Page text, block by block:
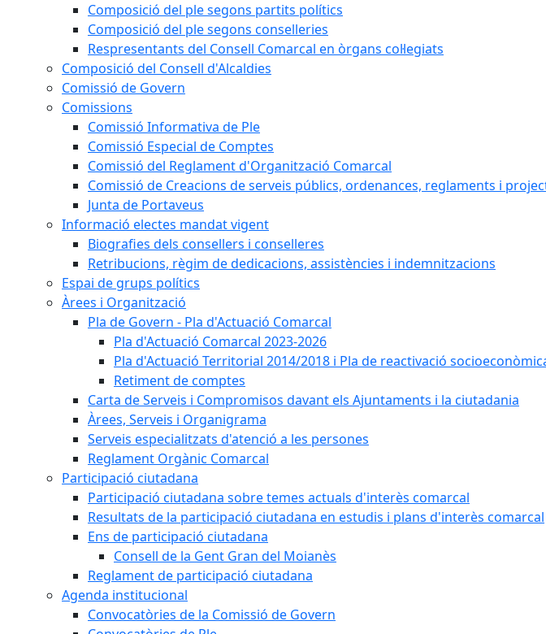
Composició del ple segons partits polítics
Composició del ple segons conselleries
Respresentants del Consell Comarcal en òrgans col·legiats
Composició del Consell d'Alcaldies
Comissió de Govern
Comissions
Comissió Informativa de Ple
Comissió Especial de Comptes
Comissió del Reglament d'Organització Comarcal
Comissió de Creacions de serveis públics, ordenances, reglaments i
Junta de Portaveus
Informació electes mandat vigent
Biografies dels consellers i conselleres
Retribucions, règim de dedicacions, assistències i indemnitzacions
Espai de grups polítics
Àrees i Organització
Pla de Govern - Pla d'Actuació Comarcal
Pla d'Actuació Comarcal 2023-2026
Pla d'Actuació Territorial 2014/2018 i Pla de reactivació
Retiment de comptes
Carta de Serveis i Compromisos davant els Ajuntaments i la ciutadania
Àrees, Serveis i Organigrama
Serveis especialitzats d'atenció a les persones
Reglament Orgànic Comarcal
Participació ciutadana
Participació ciutadana sobre temes actuals d'interès comarcal
Resultats de la participació ciutadana en estudis i plans d'interès comarcal
Ens de participació ciutadana
Consell de la Gent Gran del Moianès
Reglament de participació ciutadana
Agenda institucional
Convocatòries de la Comissió de Govern